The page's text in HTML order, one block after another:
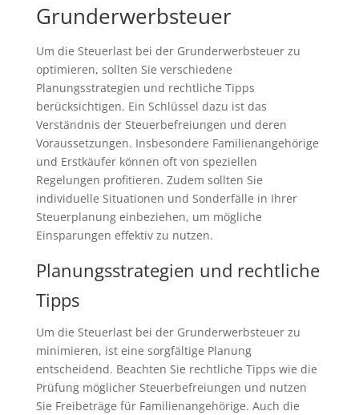
Grunderwerbsteuer
Um die Steuerlast bei der Grunderwerbsteuer zu
optimieren, sollten Sie verschiedene
Planungsstrategien und rechtliche Tipps
berücksichtigen. Ein Schlüssel dazu ist das
Verständnis der Steuerbefreiungen und deren
Voraussetzungen. Insbesondere Familienangehörige
und Erstkäufer können oft von speziellen
Regelungen profitieren. Zudem sollten Sie
individuelle Situationen und Sonderfälle in Ihrer
Steuerplanung einbeziehen, um mögliche
Einsparungen effektiv zu nutzen.
Planungsstrategien und rechtliche
Tipps
Um die Steuerlast bei der Grunderwerbsteuer zu
minimieren, ist eine sorgfältige Planung
entscheidend. Beachten Sie rechtliche Tipps wie die
Prüfung möglicher Steuerbefreiungen und nutzen
Sie Freibeträge für Familienangehörige. Auch die